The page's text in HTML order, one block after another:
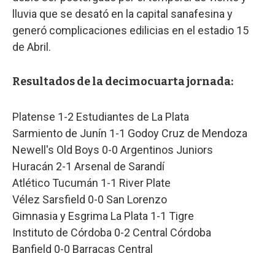
lluvia que se desató en la capital sanafesina y
generó complicaciones edilicias en el estadio 15
de Abril.
Resultados de la decimocuarta jornada:
Platense 1-2 Estudiantes de La Plata
Sarmiento de Junín 1-1 Godoy Cruz de Mendoza
Newell's Old Boys 0-0 Argentinos Juniors
Huracán 2-1 Arsenal de Sarandí
Atlético Tucumán 1-1 River Plate
Vélez Sarsfield 0-0 San Lorenzo
Gimnasia y Esgrima La Plata 1-1 Tigre
Instituto de Córdoba 0-2 Central Córdoba
Banfield 0-0 Barracas Central